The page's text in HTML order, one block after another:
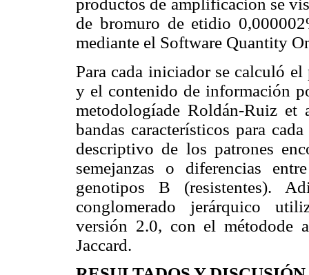
productos de amplificación se
de bromuro de etidio
mediante el Software Quantity
Para cada iniciador se calculó
y el contenido de información
metodologíade Roldán-Ruiz et
bandas característicos para
descriptivo de los patrones
semejanzas o diferencias
genotipos B (resistentes).
conglomerado jerárquico
versión 2.0, con el métodode
Jaccard.